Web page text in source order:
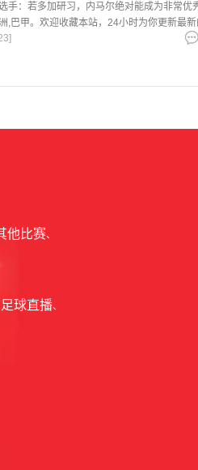
手：若多加研习，内马尔绝对能成为非常优
,巴甲。欢迎收藏本站，24小时为你更新最
他比赛
足球直播